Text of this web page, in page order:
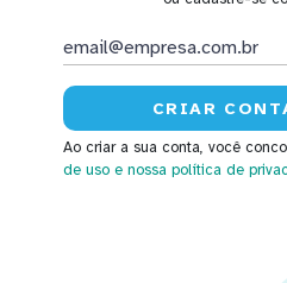
Ao criar a sua conta, você
de uso e nossa política de